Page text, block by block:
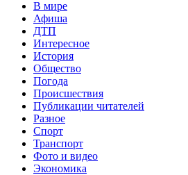
В мире
Афиша
ДТП
Интересное
История
Общество
Погода
Происшествия
Публикации читателей
Разное
Спорт
Транспорт
Фото и видео
Экономика